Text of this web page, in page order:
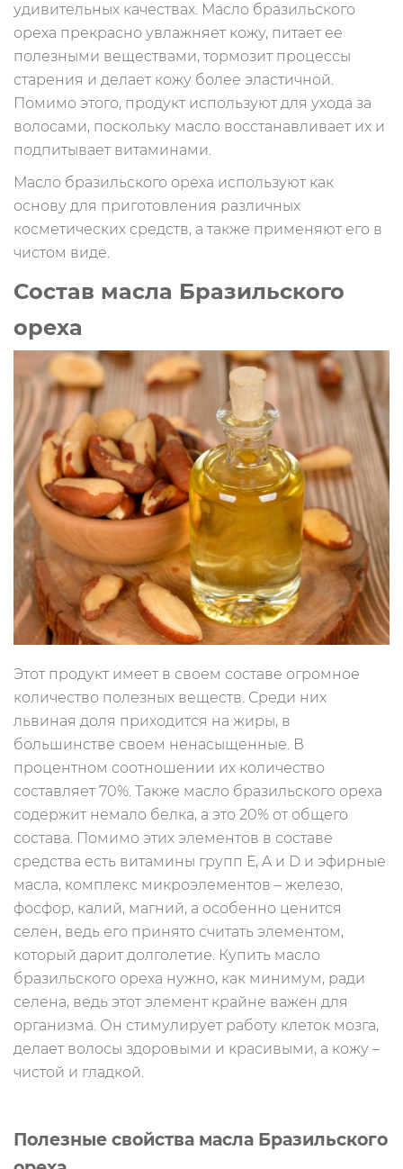
удивительных качествах. Масло бразильского
ореха прекрасно увлажняет кожу, питает ее
полезными веществами, тормозит процессы
старения и делает кожу более эластичной.
Помимо этого, продукт используют для ухода за
волосами, поскольку масло восстанавливает их и
подпитывает витаминами.
Масло бразильского ореха используют как
основу для приготовления различных
косметических средств, а также применяют его в
чистом виде.
Состав масла Бразильского
ореха
Этот продукт имеет в своем составе огромное
количество полезных веществ. Среди них
львиная доля приходится на жиры, в
большинстве своем ненасыщенные. В
процентном соотношении их количество
составляет 70%. Также масло бразильского ореха
содержит немало белка, а это 20% от общего
состава. Помимо этих элементов в составе
средства есть витамины групп Е, A и D и эфирные
масла, комплекс микроэлементов – железо,
фосфор, калий, магний, а особенно ценится
селен, ведь его принято считать элементом,
который дарит долголетие. Купить масло
бразильского ореха нужно, как минимум, ради
селена, ведь этот элемент крайне важен для
организма. Он стимулирует работу клеток мозга,
делает волосы здоровыми и красивыми, а кожу –
чистой и гладкой.
Полезные свойства масла Бразильского